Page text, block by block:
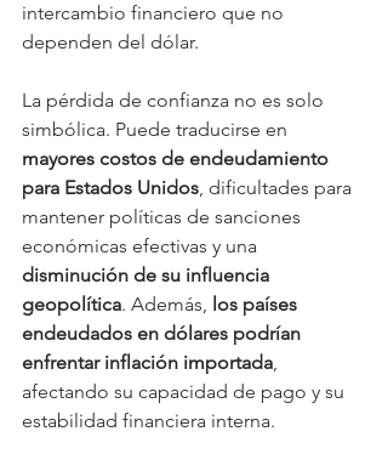
intercambio financiero que no
dependen del dólar.
La pérdida de confianza no es solo
simbólica. Puede traducirse en
mayores costos de endeudamiento
para Estados Unidos, dificultades para
mantener políticas de sanciones
económicas efectivas y una
disminución de su influencia
geopolítica. Además, los países
endeudados en dólares podrían
enfrentar inflación importada,
afectando su capacidad de pago y su
estabilidad financiera interna.